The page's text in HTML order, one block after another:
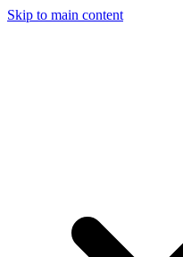
Skip to main content